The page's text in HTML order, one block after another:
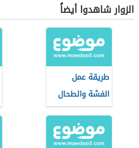
الزوار شاهدوا أيضاً
طريقة عمل
الفشة والطحال